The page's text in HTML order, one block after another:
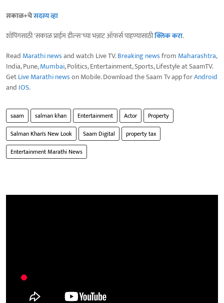
सकाळ+चेसदस्य व्हा
शॉपिंगसाठी 'सकाळ प्राईम डील्स'च्या भन्नाट ऑफर्स पाहण्यासाठीक्लिक करा.
Read Marathi newsand watch Live TV.Breaking newsfrom Maharashtra,
India, Pune,Mumbai, Politics, Entertainment, Sports, Lifestyle at SaamTV.
GetLive Marathi newson Mobile. Download the Saam Tv app forAndroid
and IOS.
saam salman khan Entertainment Actor
Property
Salman Khan's New Look
Saam Digital
property tax
Entertainment Marathi News